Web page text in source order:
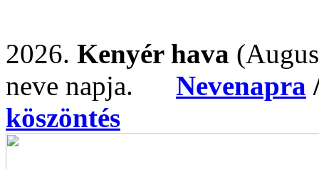
2026. Kenyér hava
neve napja. Nevenapra
köszöntés